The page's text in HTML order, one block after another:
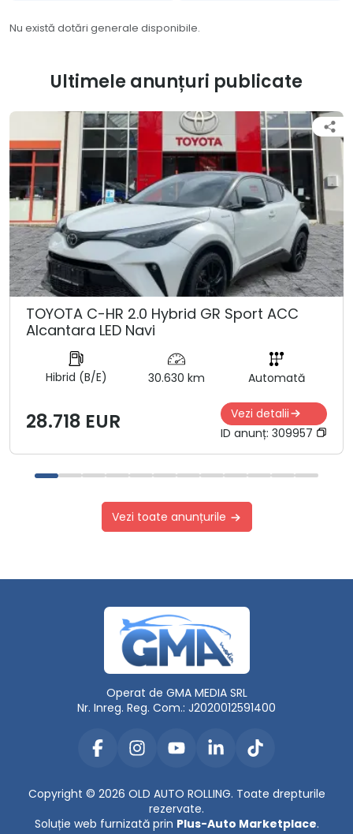
Nu există dotări generale disponibile.
Ultimele anunțuri publicate
TOYOTA C-HR 2.0 Hybrid GR Sport ACC
Alcantara LED Navi
Hibrid (B/E) 30.630 km Automată
28.718 EUR
Vezi detalii
ID anunț: 309957
Vezi toate anunțurile
Operat de GMA MEDIA SRL
Nr. Inreg. Reg. Com.: J2020012591400
Copyright © 2026 OLD AUTO ROLLING. Toate drepturile
rezervate.
Soluție web furnizată prin Plus-Auto Marketplace.